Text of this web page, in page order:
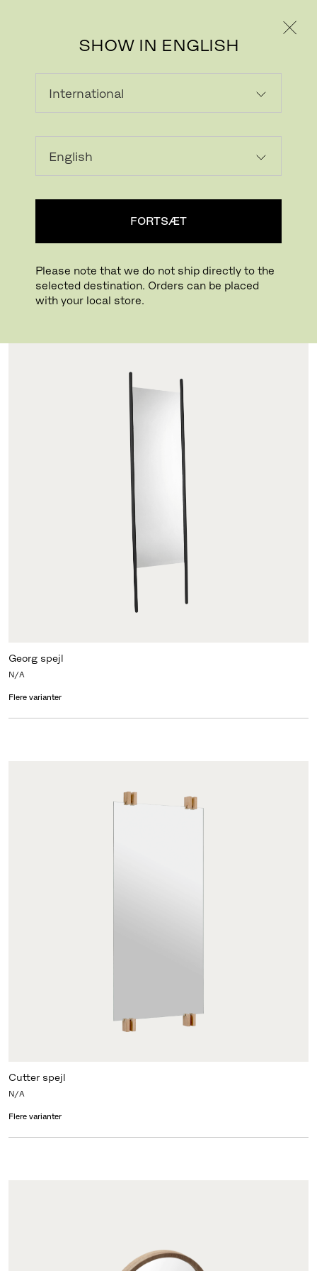
SHOW IN ENGLISH
FORTSÆT
Please note that we do not ship directly to the
selected destination. Orders can be placed
with your local store.
SPEJLE
VASER OG KRUKKER
LYSESTAGER
OPBEVARING OG ORGANISERING
ALLE ACCESSORIES
Vis filter
Georg spejl
N/A
Flere varianter
Cutter spejl
N/A
Flere varianter